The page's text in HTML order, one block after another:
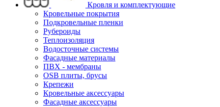
Кровля и комплектующие
Кровельные покрытия
Подкровельные пленки
Рубероиды
Теплоизоляция
Водосточные системы
Фасадные материалы
ПВХ - мембраны
OSB плиты, брусы
Крепежи
Кровельные аксессуары
Фасадные аксессуары